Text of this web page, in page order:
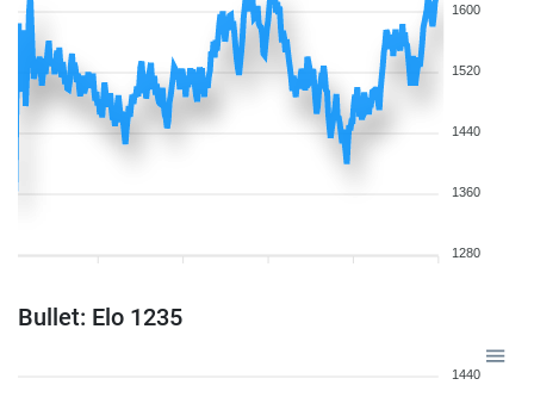
1600
1520
1440
1360
1280
Bullet: Elo 1235
1440